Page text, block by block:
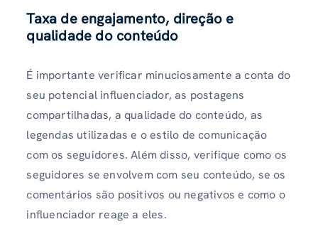
Taxa de engajamento, direção e
qualidade do conteúdo
É importante verificar minuciosamente a conta do
seu potencial influenciador, as postagens
compartilhadas, a qualidade do conteúdo, as
legendas utilizadas e o estilo de comunicação
com os seguidores. Além disso, verifique como os
seguidores se envolvem com seu conteúdo, se os
comentários são positivos ou negativos e como o
influenciador reage a eles.